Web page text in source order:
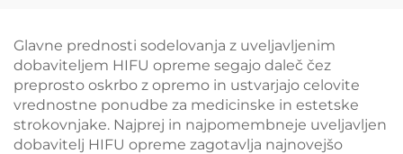
nm za oblikovanje
telesa in izgubo teže
Glavne prednosti sodelovanja z uveljavljenim
dobaviteljem HIFU opreme segajo daleč čez
preprosto oskrbo z opremo in ustvarjajo celovite
vrednostne ponudbe za medicinske in estetske
strokovnjake. Najprej in najpomembneje uveljavljen
dobavitelj HIFU opreme zagotavlja najnovejšo